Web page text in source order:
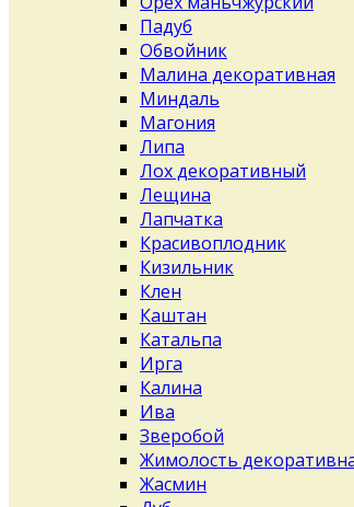
Падуб
Обвойник
Малина декоративная
Миндаль
Магония
Липа
Лох декоративный
Лещина
Лапчатка
Красивоплодник
Кизильник
Клен
Каштан
Катальпа
Ирга
Калина
Ива
Зверобой
Жимолость
Жасмин